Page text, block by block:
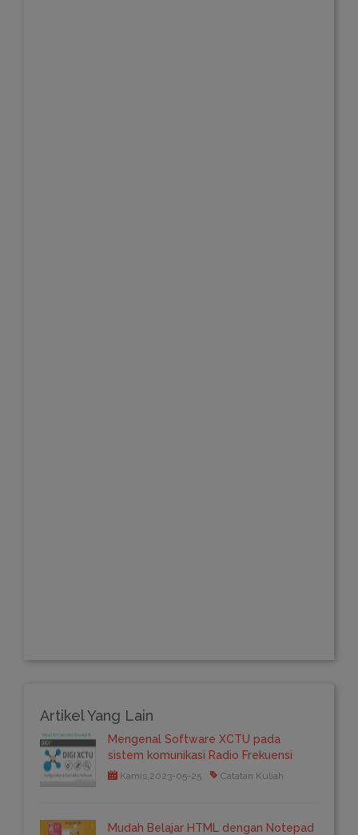
Artikel Yang Lain
Mengenal Software XCTU pada
sistem komunikasi Radio Frekuensi
Kamis,2023-05-25 Catatan Kuliah
Mudah Belajar HTML dengan Notepad